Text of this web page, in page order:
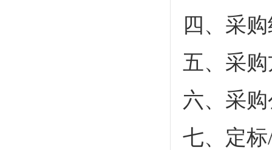
四、采
五、采
六、采
七、定标